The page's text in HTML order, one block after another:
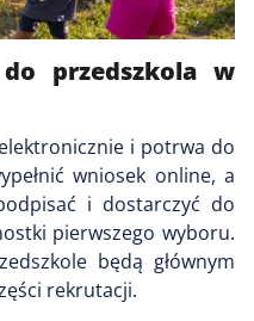
przedszkola w
i potrwa do
wniosek online, a
i dostarczyć do
pierwszego wyboru.
będą głównym
rekrutacji.